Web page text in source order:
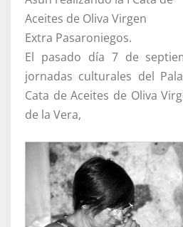
Aceites de Oliva Virgen
Extra Pasaroniegos.
El pasado día 7 de
jornadas culturales del
Cata de Aceites de Oliva
de la Vera,